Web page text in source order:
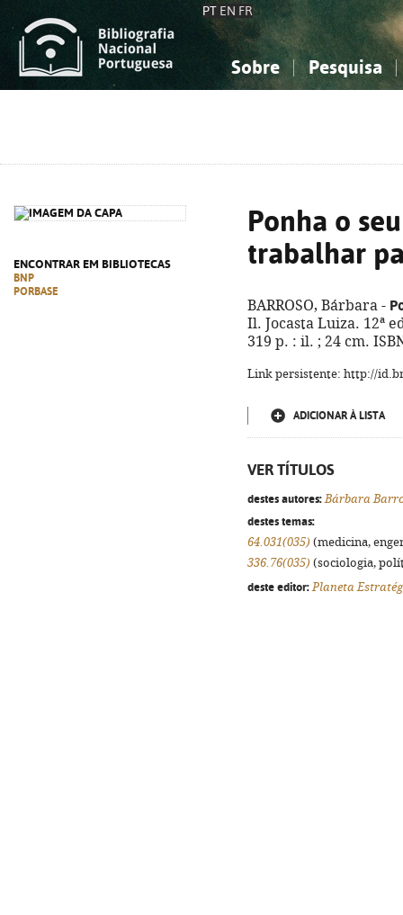
PT EN FR
Sobre Pesquisa
ENCONTRAR EM BIBLIOTECAS
BNP
PORBASE
Ponha o
trabalhar
BARROSO, Bárbara -
Il. Jocasta Luiza. 12ª
319 p. : il. ; 24 cm.
Link persistente: http://
ADICIONAR À LISTA
VER TÍTULOS
destes autores: Bárbara
destes temas:
64.031(035) (medicina,
336.76(035) (sociologia,
deste editor: Planeta